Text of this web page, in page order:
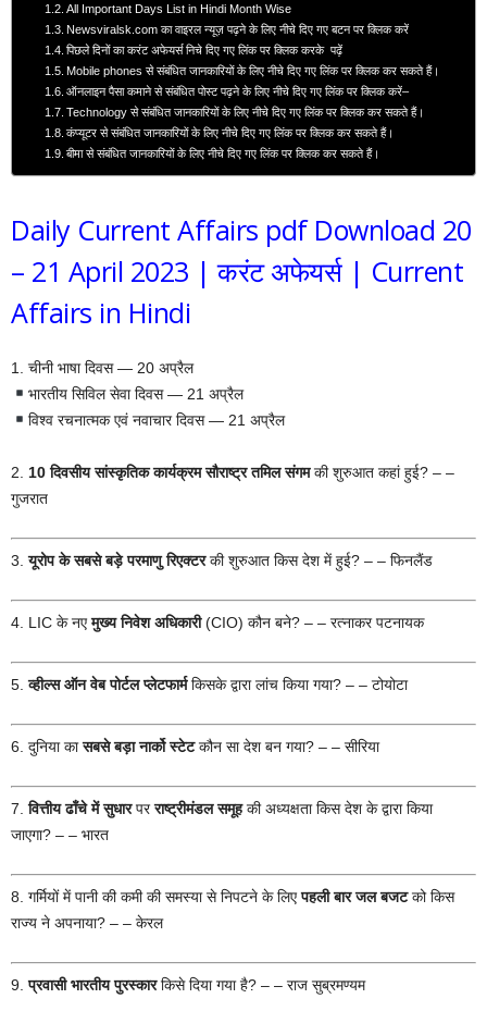
All Important Days List in Hindi Month Wise
Newsviralsk.com का वाइरल न्यूज़ पढ़ने के लिए नीचे दिए गए बटन पर क्लिक करें
पिछले दिनों का करंट अफेयर्स निचे दिए गए लिंक पर क्लिक करके पढ़ें
Mobile phones से संबंधित जानकारियों के लिए नीचे दिए गए लिंक पर क्लिक कर सकते हैं।
ऑनलाइन पैसा कमाने से संबंधित पोस्ट पढ़ने के लिए नीचे दिए गए लिंक पर क्लिक करें–
Technology से संबंधित जानकारियों के लिए नीचे दिए गए लिंक पर क्लिक कर सकते हैं।
कंप्यूटर से संबंधित जानकारियों के लिए नीचे दिए गए लिंक पर क्लिक कर सकते हैं।
बीमा से संबंधित जानकारियों के लिए नीचे दिए गए लिंक पर क्लिक कर सकते हैं।
Daily Current Affairs pdf Download 20
– 21 April 2023 | करंट अफेयर्स | Current
Affairs in Hindi
1. चीनी भाषा दिवस — 20 अप्रैल
भारतीय सिविल सेवा दिवस — 21 अप्रैल
विश्व रचनात्मक एवं नवाचार दिवस — 21 अप्रैल
2. 10 दिवसीय सांस्कृतिक कार्यक्रम सौराष्ट्र तमिल संगमकी शुरुआत कहां हुई? – –
गुजरात
3.यूरोप के सबसे बड़े परमाणु रिएक्टरकी शुरुआत किस देश में हुई? – – फिनलैंड
4. LIC के नएमुख्य निवेश अधिकारी(CIO) कौन बने? – – रत्नाकर पटनायक
5.व्हील्स ऑन वेब पोर्टल प्लेटफार्मकिसके द्वारा लांच किया गया? – – टोयोटा
6. दुनिया कासबसे बड़ा नार्को स्टेटकौन सा देश बन गया? – – सीरिया
7.वित्तीय ढाँचे में सुधारपरराष्ट्रीमंडल समूहकी अध्यक्षता किस देश के द्वारा किया
जाएगा? – – भारत
8. गर्मियों में पानी की कमी की समस्या से निपटने के लिएपहली बार जल बजटको किस
राज्य ने अपनाया? – – केरल
9.प्रवासी भारतीय पुरस्कारकिसे दिया गया है? – – राज सुब्रमण्यम